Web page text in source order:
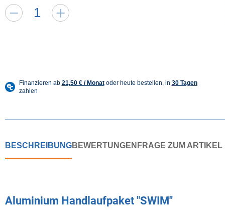
BESCHREIBUNGBEWERTUNGENFRAGE ZUM ARTIKEL
Aluminium Handlaufpaket "SWIM"